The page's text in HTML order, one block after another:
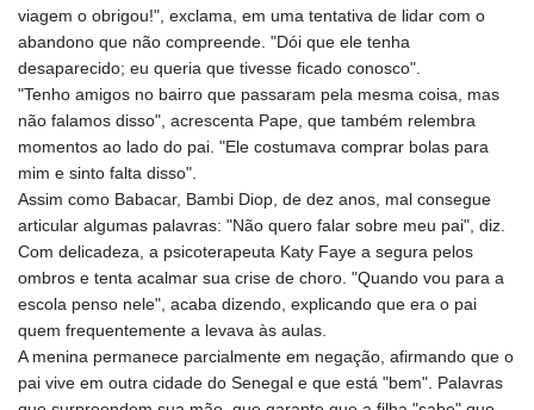
BOB 13.962133
BRL 5.888365
BSD 1.154364
BTN 109.858653
BWP 15.612571
BYN 3.417782
22583.287906
BZD 2.321631
CAD 1.616319
CDF
2603.991686
CLF 0.026726
CLP
1055.284416
viagem o obrigou!", exclama, em uma tentativa de lidar com o
abandono que não compreende. "Dói que ele tenha
desaparecido; eu queria que tivesse ficado conosco".
"Tenho amigos no bairro que passaram pela mesma coisa, mas
não falamos disso", acrescenta Pape, que também relembra
momentos ao lado do pai. "Ele costumava comprar bolas para
mim e sinto falta disso".
Assim como Babacar, Bambi Diop, de dez anos, mal consegue
articular algumas palavras: "Não quero falar sobre meu pai", diz.
Com delicadeza, a psicoterapeuta Katy Faye a segura pelos
ombros e tenta acalmar sua crise de choro. "Quando vou para a
escola penso nele", acaba dizendo, explicando que era o pai
quem frequentemente a levava às aulas.
A menina permanece parcialmente em negação, afirmando que o
pai vive em outra cidade do Senegal e que está "bem". Palavras